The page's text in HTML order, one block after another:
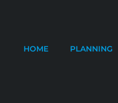
HOME PLANNING